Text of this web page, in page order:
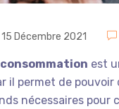
15 Décembre 2021
est
il permet de
nécessaires pour